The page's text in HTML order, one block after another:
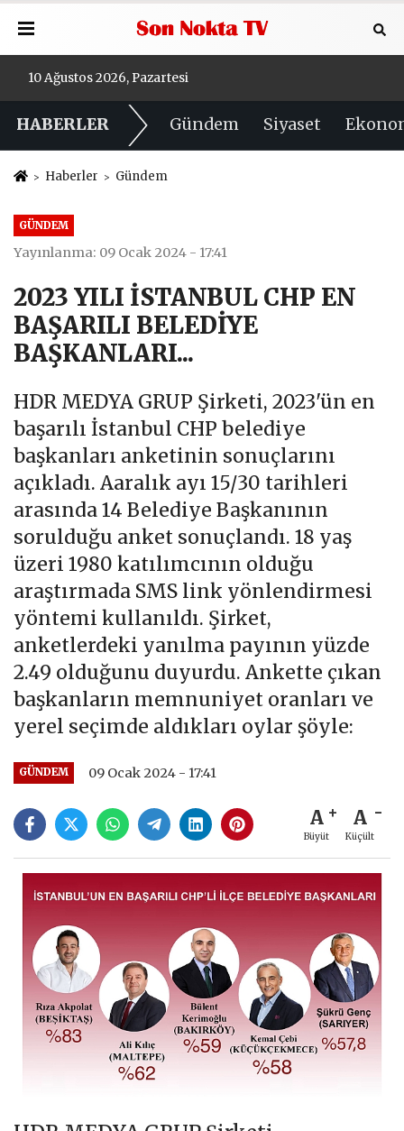
10 Ağustos 2026, Pazartesi
HABERLER Gündem Siyaset
Haberler Gündem
GÜNDEM
Yayınlanma: 09 Ocak 2024 - 17:41
2023 YILI İSTANBUL CHP EN
BAŞARILI BELEDİYE
BAŞKANLARI...
HDR MEDYA GRUP Şirketi, 2023'ün en
başarılı İstanbul CHP belediye
başkanları anketinin sonuçlarını
açıkladı. Aaralık ayı 15/30 tarihleri
arasında 14 Belediye Başkanının
sorulduğu anket sonuçlandı. 18 yaş
üzeri 1980 katılımcının olduğu
araştırmada SMS link yönlendirmesi
yöntemi kullanıldı. Şirket,
anketlerdeki yanılma payının yüzde
2.49 olduğunu duyurdu. Ankette çıkan
başkanların memnuniyet oranları ve
yerel seçimde aldıkları oylar şöyle:
GÜNDEM 09 Ocak 2024 - 17:41
A
Büyüt
A
Küçült